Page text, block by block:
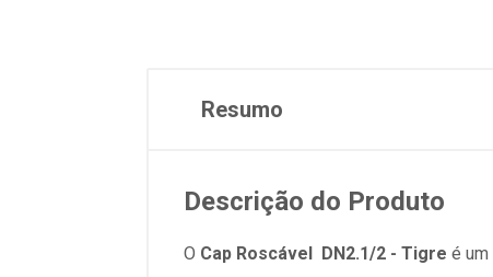
Resumo
Descrição do Produto
O Cap Roscável DN2.1/2 - Tigre é um